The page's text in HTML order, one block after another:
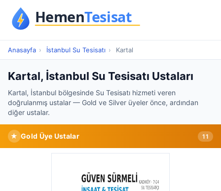
Anasayfa › İstanbul Su Tesisatı › Kartal
Kartal, İstanbul Su Tesisatı Ustaları
Kartal, İstanbul bölgesinde Su Tesisatı hizmeti veren
doğrulanmış ustalar — Gold ve Silver üyeler önce, ardından
diğer ustalar.
★ Gold Üye Ustalar 11